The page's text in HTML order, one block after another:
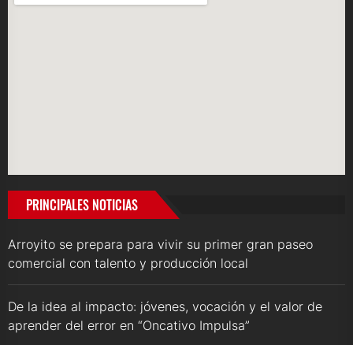
PRINCIPALES NOTICIAS
Arroyito se prepara para vivir su primer gran paseo
comercial con talento y producción local
De la idea al impacto: jóvenes, vocación y el valor de
aprender del error en “Oncativo Impulsa”